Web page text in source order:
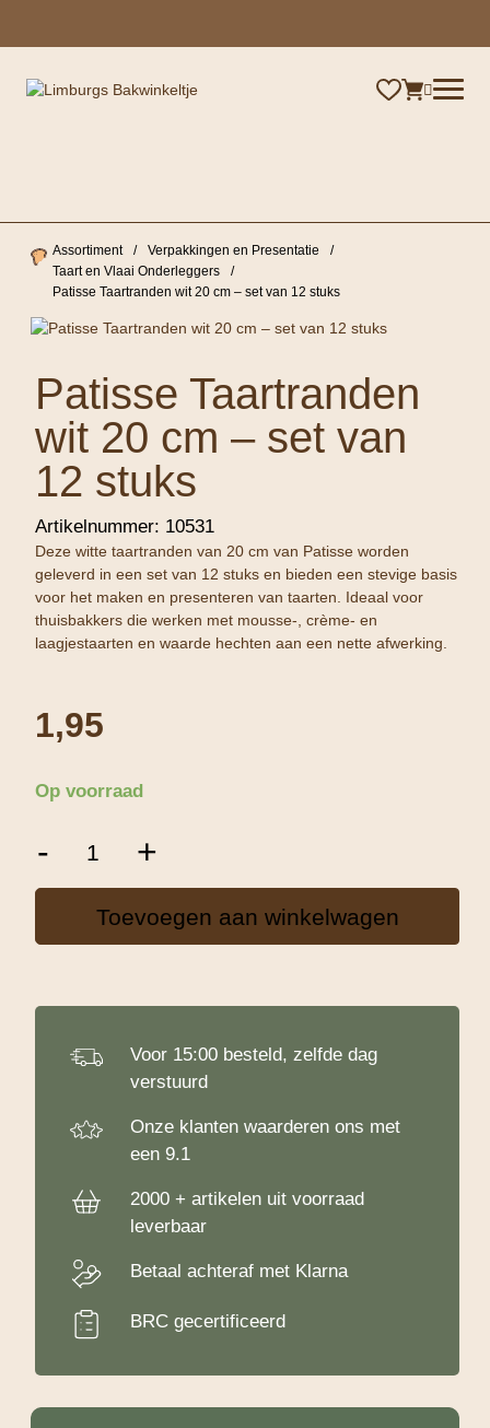
Assortiment / Verpakkingen en Presentatie
/
Taart en Vlaai Onderleggers
/
Patisse Taartranden wit 20 cm – set van 12 stuks
Patisse Taartranden
wit 20 cm – set van
12 stuks
Artikelnummer: 10531
Deze witte taartranden van 20 cm van Patisse worden
geleverd in een set van 12 stuks en bieden een stevige basis
voor het maken en presenteren van taarten. Ideaal voor
thuisbakkers die werken met mousse-, crème- en
laagjestaarten en waarde hechten aan een nette afwerking.
1,95
Op voorraad
-Taartranden
20
–
12
aantal
+
Toevoegen aan winkelwagen
Voor 15:00 besteld, zelfde dag
verstuurd
Onze klanten waarderen ons met
een 9.1
2000 + artikelen uit voorraad
leverbaar
Betaal achteraf met Klarna
BRC gecertificeerd